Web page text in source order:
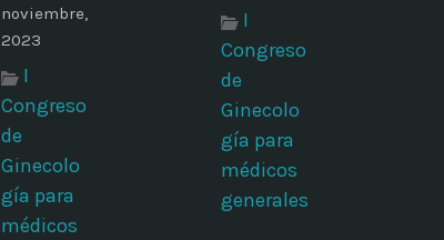
noviembre,
2023
I
Congreso
de
Ginecolo
gía para
médicos
I
Congreso
de
Ginecolo
gía para
médicos
generales